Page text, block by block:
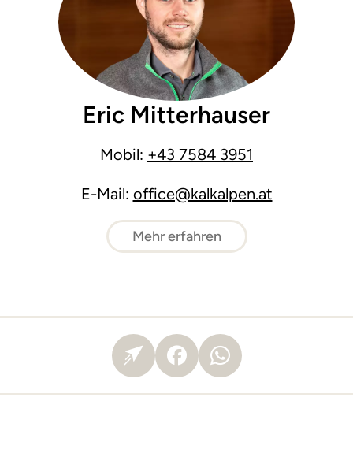
Eric Mitterhauser
Mobil: +43 7584 3951
E-Mail: office@kalkalpen.at
Mehr erfahren